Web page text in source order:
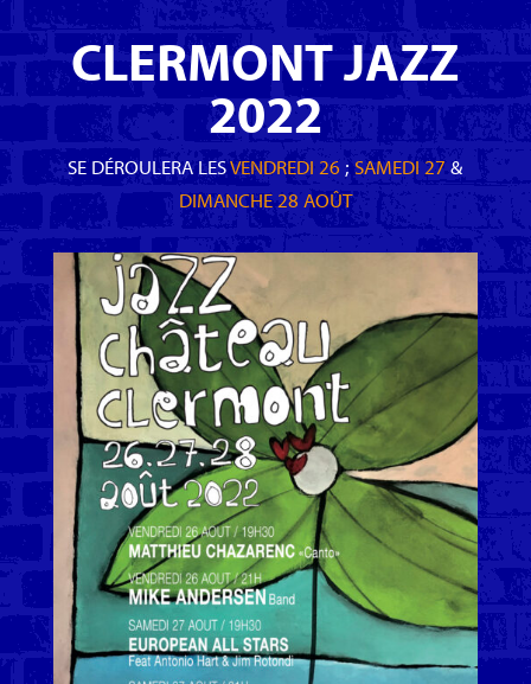
CLERMONT JAZZ
2022
SE DÉROULERA LESVENDREDI 26 ; SAMEDI 27 &
DIMANCHE 28 AOÛT